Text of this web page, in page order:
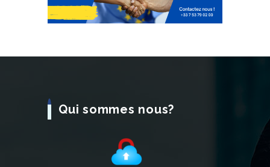
Qui sommes nous?